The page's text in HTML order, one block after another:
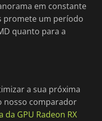
em constante
promete um período
quanto para a
a sua próxima
nosso comparador
GPU Radeon RX